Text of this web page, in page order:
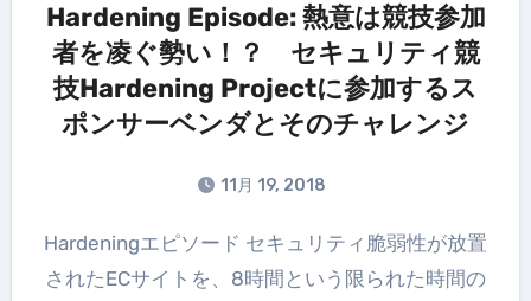
Hardening Episode: 熱意は競技参加
者を凌ぐ勢い！？ セキュリティ競
技Hardening Projectに参加するス
ポンサーベンダとそのチャレンジ
11月 19, 2018
Hardeningエピソード セキュリティ脆弱性が放置
されたECサイトを、8時間という限られた時間の